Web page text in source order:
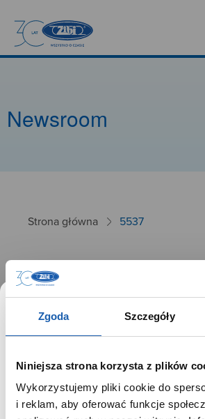
Zgoda Szczegóły
Niniejsza strona korzysta z plików
Wykorzystujemy pliki cookie do
i reklam, aby oferować funkcje
Newsroom
Strona główna 5537
5537
26.09.2024
GRUPA ZIBISZANOWNY